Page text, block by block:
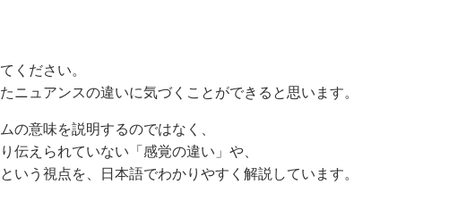
ください。
ニュアンスの違いに気づくことができると思います。
の意味を説明するのではなく、
伝えられていない「感覚の違い」や、
いう視点を、日本語でわかりやすく解説しています。